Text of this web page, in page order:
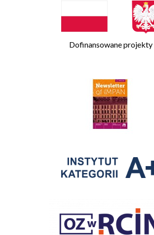
Dofinansowane projekty